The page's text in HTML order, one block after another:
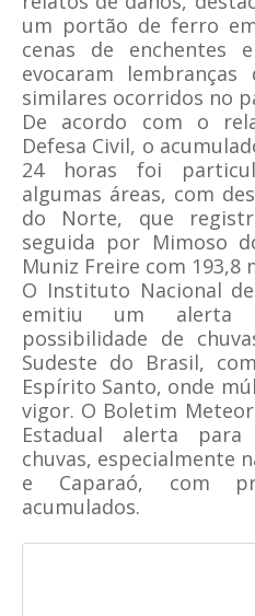
um portão de ferro
cenas de enchentes
evocaram
similares ocorridos no
De acordo com o
Defesa Civil, o
24 horas foi
algumas áreas, com
do Norte, que
seguida por Mimoso
Muniz Freire com 193,8
O Instituto Nacional
emitiu um alerta
possibilidade de
Sudeste do Brasil,
Espírito Santo, onde
vigor. O Boletim
Estadual alerta
chuvas, especialmente
e Caparaó, com
acumulados.